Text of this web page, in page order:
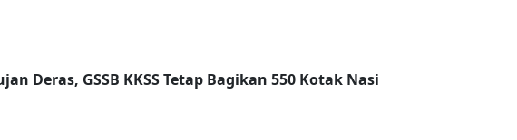
Deras, GSSB KKSS Tetap Bagikan 550 Kotak Nasi